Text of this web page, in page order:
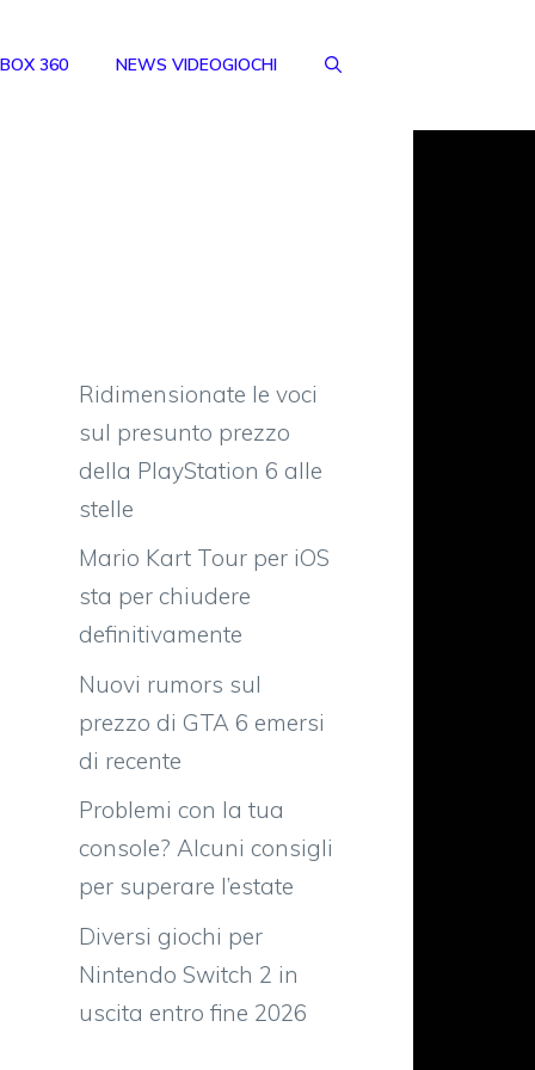
360 NEWS VIDEOGIOCHI
Ridimensionate le voci
sul presunto prezzo
della PlayStation 6 alle
stelle
Mario Kart Tour per iOS
sta per chiudere
definitivamente
Nuovi rumors sul
prezzo di GTA 6 emersi
di recente
Problemi con la tua
console? Alcuni consigli
per superare l’estate
Diversi giochi per
Nintendo Switch 2 in
uscita entro fine 2026